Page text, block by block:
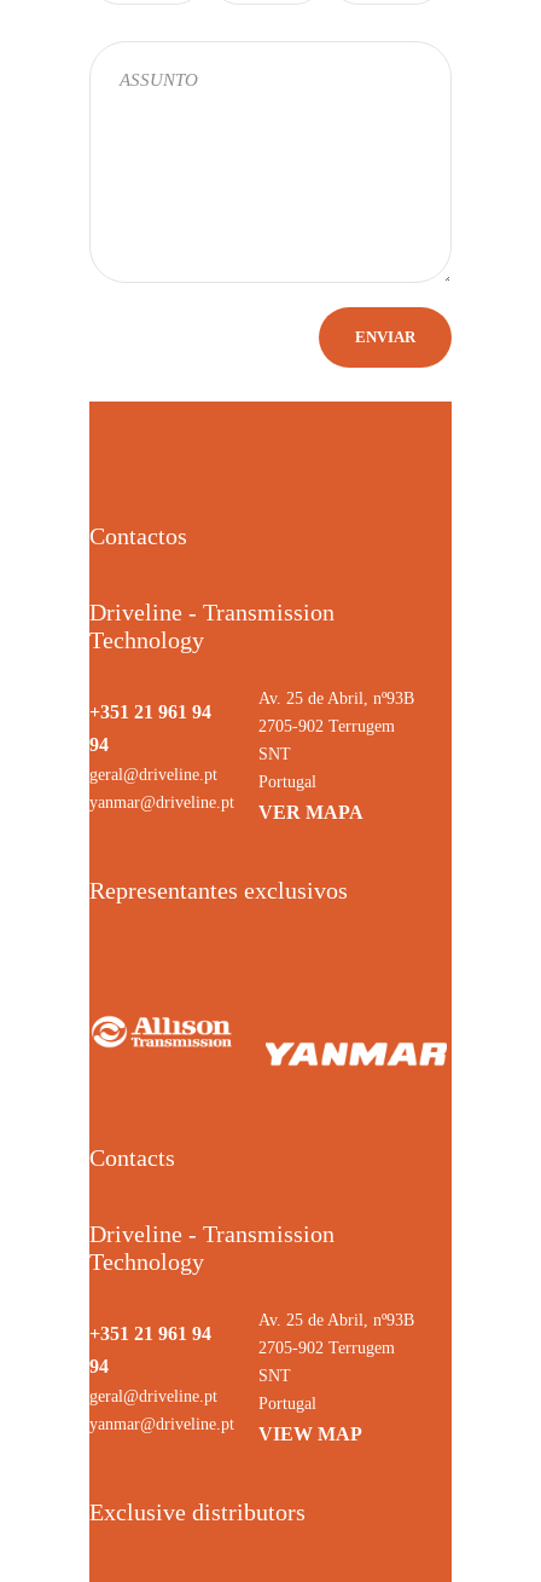
Contactos
Driveline - Transmission
Technology
+351 21 961 94
94
geral@driveline.pt
yanmar@driveline.pt
Av. 25 de Abril, nº93B
2705-902 Terrugem
SNT
Portugal
VER MAPA
Representantes exclusivos
Contacts
Driveline - Transmission
Technology
+351 21 961 94
94
geral@driveline.pt
yanmar@driveline.pt
Av. 25 de Abril, nº93B
2705-902 Terrugem
SNT
Portugal
VIEW MAP
Exclusive distributors